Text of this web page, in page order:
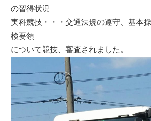
の習得状況
実科競技・・・交通法規の遵守、基本
検要領
について競技、審査されました。